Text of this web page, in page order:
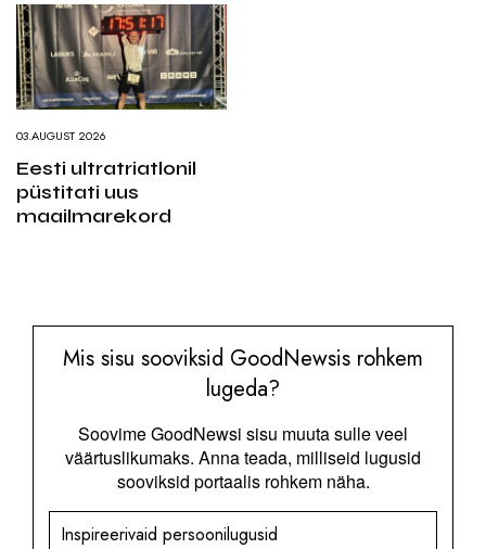
03.AUGUST 2026
Eesti ultratriatlonil
püstitati uus
maailmarekord
Mis sisu sooviksid GoodNewsis rohkem
lugeda?
Soovime GoodNewsi sisu muuta sulle veel
väärtuslikumaks. Anna teada, milliseid lugusid
sooviksid portaalis rohkem näha.
Inspireerivaid persoonilugusid